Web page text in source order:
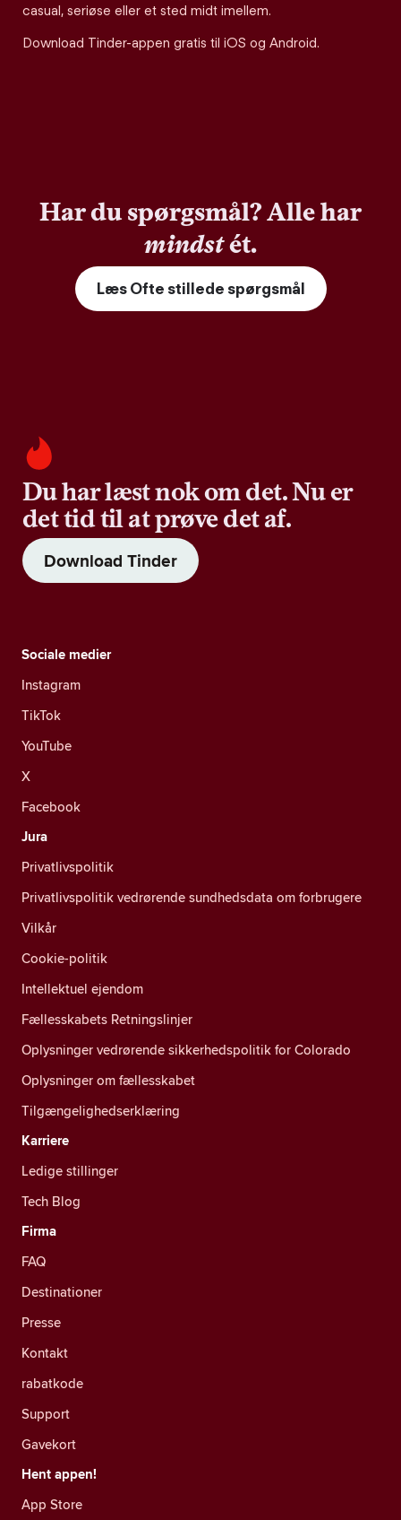
casual, seriøse eller et sted midt imellem.
Download Tinder-appen gratis til iOS og Android.
Har du spørgsmål? Alle har
mindstét.
Læs Ofte stillede spørgsmål
Du har læst nok om det. Nu er
det tid til at prøve det af.
Download Tinder
Sociale medier
Instagram
TikTok
YouTube
X
Facebook
Jura
Privatlivspolitik
Privatlivspolitik vedrørende sundhedsdata om forbrugere
Vilkår
Cookie-politik
Intellektuel ejendom
Fællesskabets Retningslinjer
Oplysninger vedrørende sikkerhedspolitik for Colorado
Oplysninger om fællesskabet
Tilgængelighedserklæring
Karriere
Ledige stillinger
Tech Blog
Firma
FAQ
Destinationer
Presse
Kontakt
rabatkode
Support
Gavekort
Hent appen!
App Store